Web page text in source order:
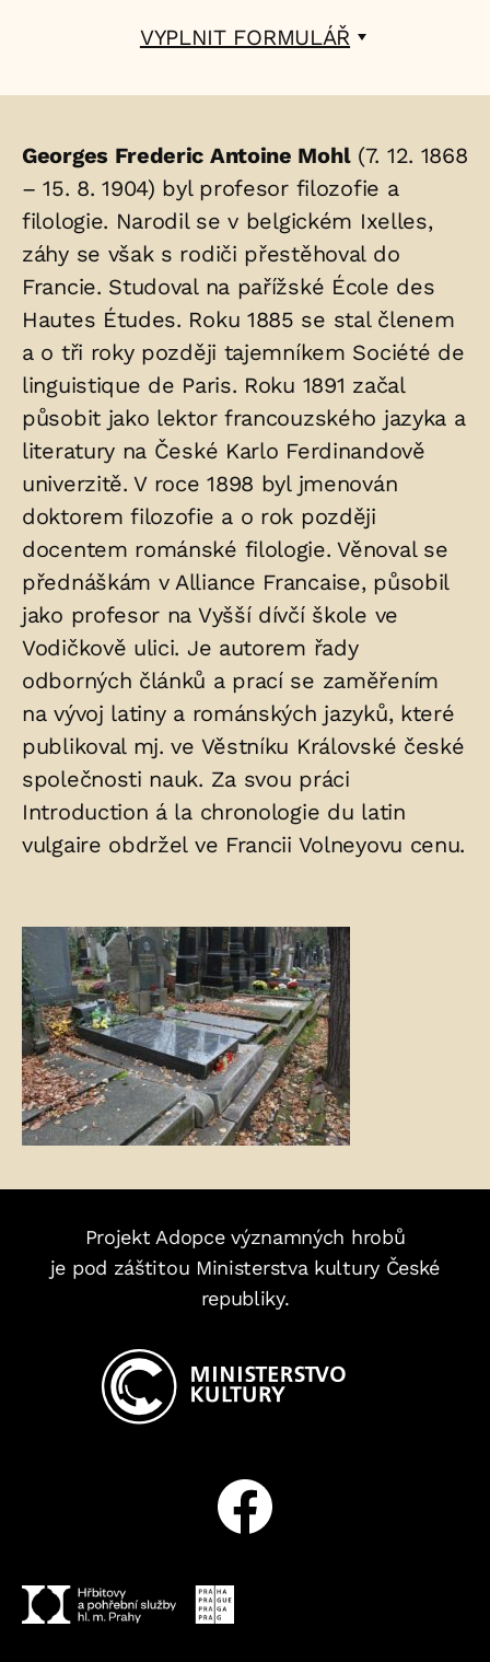
VYPLNIT FORMULÁŘ
Životopis
osoby/osob
uložených
v
hrobu:
Georges Frederic Antoine Mohl(7. 12. 1868
– 15. 8. 1904) byl profesor filozofie a
filologie. Narodil se v belgickém Ixelles,
záhy se však s rodiči přestěhoval do
Francie. Studoval na pařížské École des
Hautes Études. Roku 1885 se stal členem
a o tři roky později tajemníkem Société de
linguistique de Paris. Roku 1891 začal
působit jako lektor francouzského jazyka a
literatury na České Karlo Ferdinandově
univerzitě. V roce 1898 byl jmenován
doktorem filozofie a o rok později
docentem románské filologie. Věnoval se
přednáškám v Alliance Francaise, působil
jako profesor na Vyšší dívčí škole ve
Vodičkově ulici. Je autorem řady
odborných článků a prací se zaměřením
na vývoj latiny a románských jazyků, které
publikoval mj. ve Věstníku Královské české
společnosti nauk. Za svou práci
Introduction á la chronologie du latin
vulgaire obdržel ve Francii Volneyovu cenu.
Fotogalerie:
Projekt Adopce významných hrobů
je pod záštitou Ministerstva kultury České
republiky.
Facebook